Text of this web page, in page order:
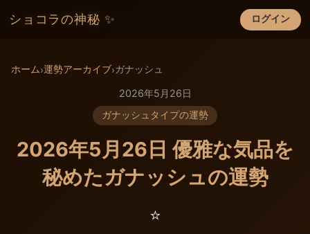
ショコラの神秘 ✨ ログイン
×
ホーム›運勢アーカイブ›ガナッシュ
2026年5月26日
ガナッシュタイプの運勢
2026年5月26日 優雅な気品を
秘めたガナッシュの運勢
⭐️